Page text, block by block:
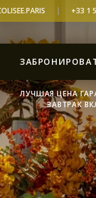
+33 1
ЛУЧШАЯ ЦЕНА
ЗАВТРАК